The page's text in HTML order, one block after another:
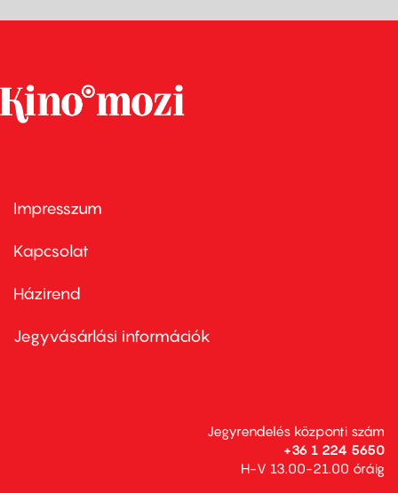
Footer
first
Impresszum
Kapcsolat
Footer
second
Házirend
Jegyvásárlási információk
Jegyrendelés központi szám
+36 1 224 5650
H-V 13.00-21.00 óráig